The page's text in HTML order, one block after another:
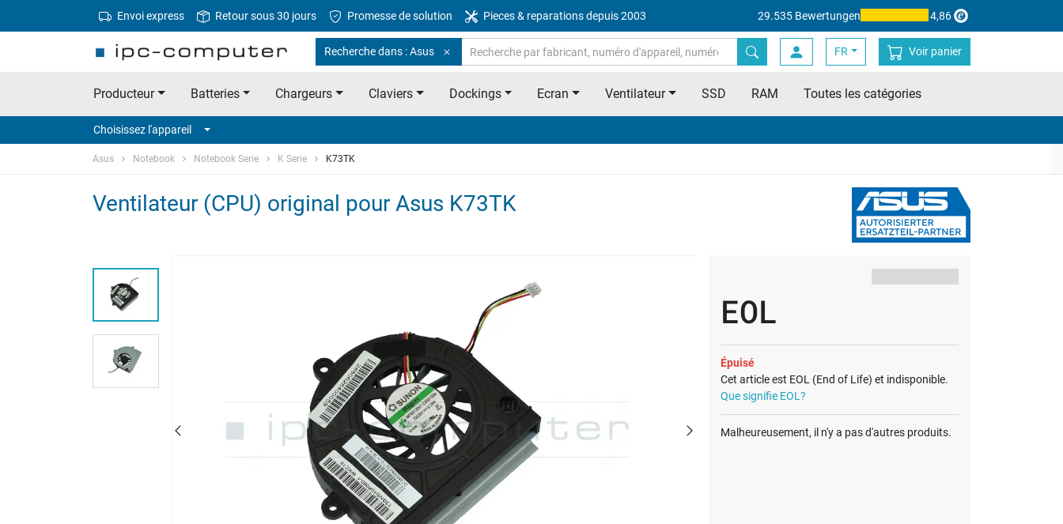
Envoi express Retour sous 30 jours Promesse de solution Pieces & reparations depuis 2003 29.535 Bewertungen 4,86
Recherche dans : Asus FR Voir panier
Producteur Batteries Chargeurs Claviers Dockings Ecran Ventilateur SSD RAM Toutes les catégories
Choisissez l'appareil
Asus Notebook Notebook Serie K Serie K73TK
Ventilateur (CPU) original pour Asus K73TK
EOL
Épuisé
Cet article est EOL (End of Life) et indisponible.
Que signifie EOL?
Malheureusement, il n'y a pas d'autres produits.